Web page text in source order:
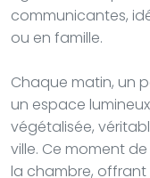
communicantes,
ou en famille.
Chaque matin, un
un espace
végétalisée,
ville. Ce moment
la chambre,